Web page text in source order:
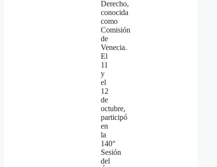
Derecho,
conocida
como
Comisión
de
Venecia.
El
11
y
el
12
de
octubre,
participó
en
la
140°
Sesión
del